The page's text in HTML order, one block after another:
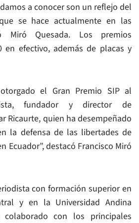
a conocer son un reflejo del
se hace actualmente en las
Miró Quesada. Los premios
en efectivo, además de placas y
el Gran Premio SIP al
fundador y director de
Ricaurte, quien ha desempeñado
la defensa de las libertades de
Ecuador”, destacó Francisco Miró
con formación superior en
y en la Universidad Andina
con los principales